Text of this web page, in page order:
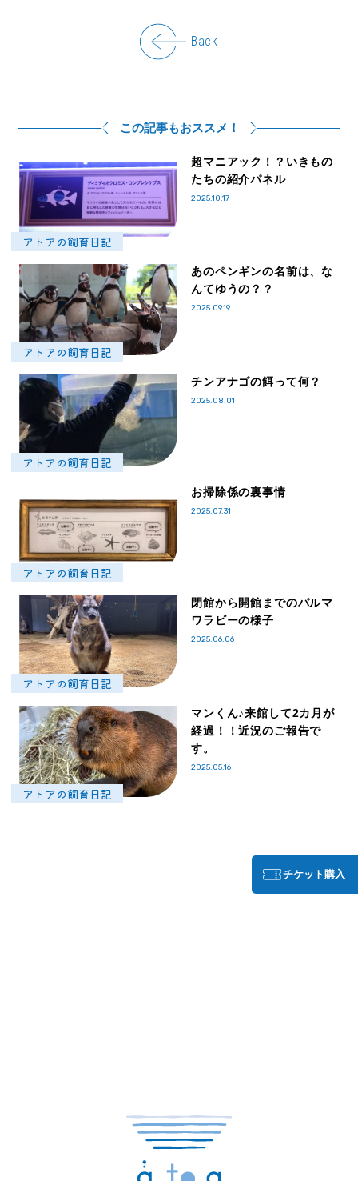
Back
この記事もおススメ！
アトアの飼育日記
超マニアック！？いきもの
たちの紹介パネル
2025.10.17
アトアの飼育日記
あのペンギンの名前は、な
んてゆうの？？
2025.09.19
アトアの飼育日記
チンアナゴの餌って何？
2025.08.01
アトアの飼育日記
お掃除係の裏事情
2025.07.31
アトアの飼育日記
閉館から開館までのパルマ
ワラビーの様子
2025.06.06
アトアの飼育日記
マンくん♪来館して2カ月が
経過！！近況のご報告で
す。
2025.05.16
チケット購入